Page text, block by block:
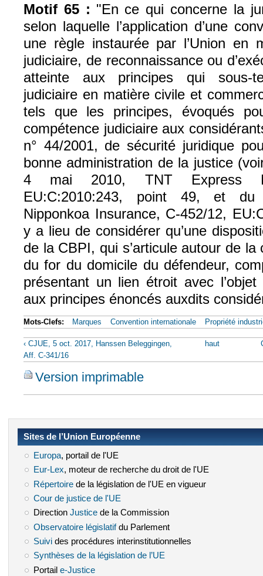
Motif 65 : "En ce qui concerne la
selon laquelle l’application d’une
une règle instaurée par l’Union en
judiciaire, de reconnaissance ou
atteinte aux principes qui sous-
judiciaire en matière civile et
tels que les principes, évoqués
compétence judiciaire aux
n° 44/2001, de sécurité juridique
bonne administration de la justice
4 mai 2010, TNT Express
EU:C:2010:243, point 49, et
Nipponkoa Insurance, C‑452/12,
y a lieu de considérer qu’une
de la CBPI, qui s’articule autour de
du for du domicile du défendeur,
présentant un lien étroit avec
aux principes énoncés auxdits
Mots-Clefs: Marques Convention internationale Propriété
‹ CJUE, 5 oct. 2017, Hanssen Beleggingen,
Aff. C-341/16
haut
Version imprimable
Sites de l’Union Européenne
Europa(le lien est externe)
, portail de l'UE
Eur-Lex(le lien est externe)
, moteur de recherche du droit de l'UE
Répertoire(le lien est externe)
de la législation de l'UE en vigueur
Cour de justice de l'UE
Direction Justice(le lien est externe)
de la Commission
Observatoire législatif(le lien est externe)
du Parlement
Suivi(le lien est externe)
des procédures interinstitutionnelles
Synthèses de la législation de l’UE
Portail e-Justice(le lien est externe)